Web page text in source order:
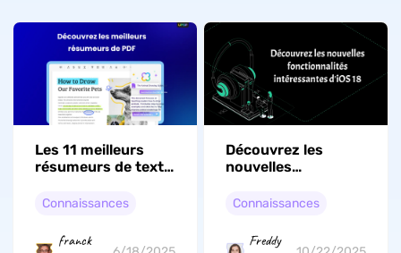
Les 11 meilleurs
résumeurs de texte
Connaissances
franck
Découvrez les
nouvelles
intéressantes d'iOS
Connaissances
Freddy